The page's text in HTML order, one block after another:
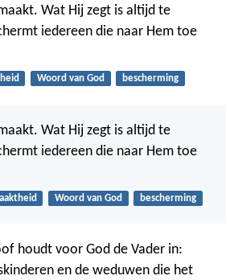
Wat Hij zegt is altijd te
iedereen die naar Hem toe
Woord van God bescherming
Wat Hij zegt is altijd te
iedereen die naar Hem toe
Woord van God bescherming
houdt voor God de Vader in:
en de weduwen die het